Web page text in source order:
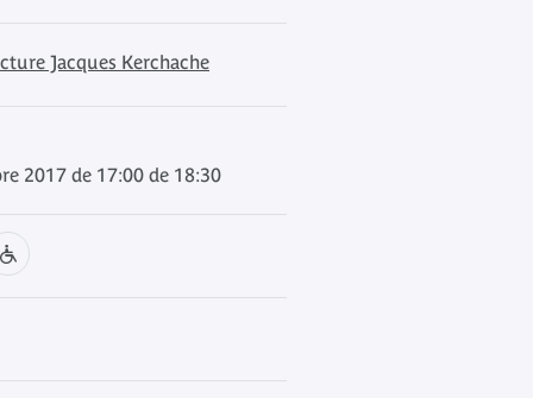
Jacques Kerchache
2017 de 17:00 de 18:30